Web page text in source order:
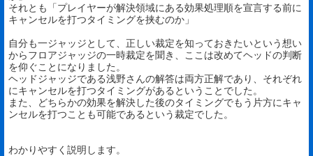
それとも「プレイヤーが解決領域にある効果処理順を宣言する前に
キャンセルを打つタイミングを挟むのか」
自分も一ジャッジとして、正しい裁定を知っておきたいという想い
からフロアジャッジの一時裁定を聞き、ここは改めてヘッドの判断
を仰ぐことになりました。
ヘッドジャッジである浅野さんの解答は両方正解であり、それぞれ
にキャンセルを打つタイミングがあるということでした。
また、どちらかの効果を解決した後のタイミングでもう片方にキャ
ンセルを打つことも可能であるという裁定でした。
わかりやすく説明します。